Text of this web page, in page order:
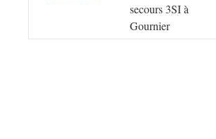
secours 3SI à
Gournier